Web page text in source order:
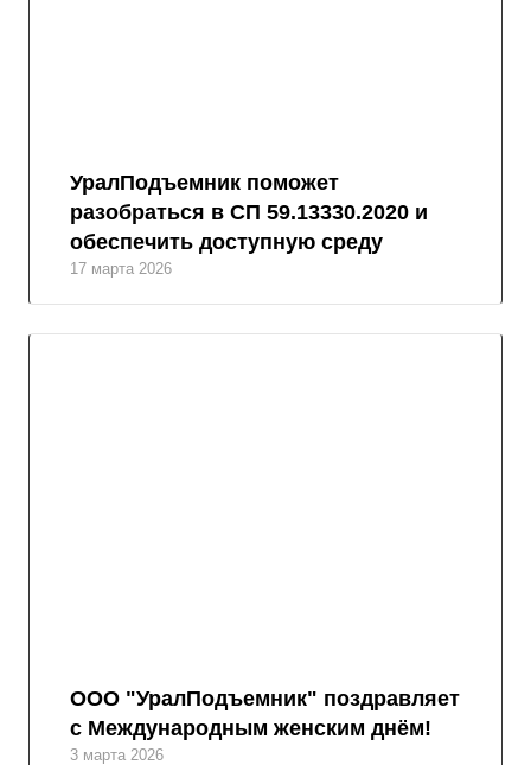
УралПодъемник поможет
разобраться в СП 59.13330.2020 и
обеспечить доступную среду
17 марта 2026
ООО "УралПодъемник" поздравляет
с Международным женским днём!
3 марта 2026